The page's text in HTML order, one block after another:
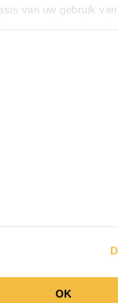
van uw gebruik
OK